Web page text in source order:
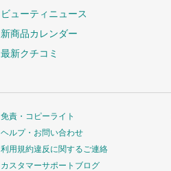
ビューティニュース
新商品カレンダー
最新クチコミ
免責・コピーライト
ヘルプ・お問い合わせ
利用規約違反に関するご連絡
カスタマーサポートブログ